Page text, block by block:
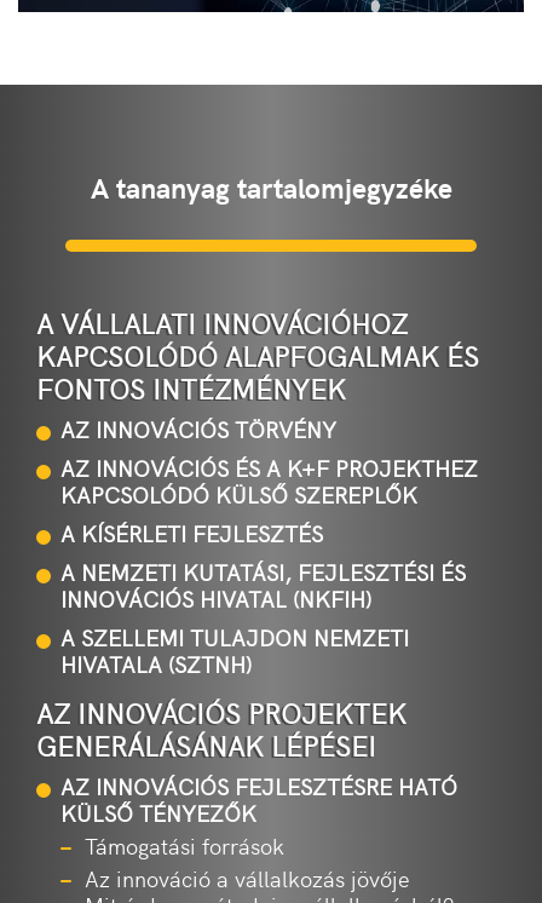
A tananyag tartalomjegyzéke
A VÁLLALATI INNOVÁCIÓHOZ
KAPCSOLÓDÓ ALAPFOGALMAK ÉS
FONTOS INTÉZMÉNYEK
AZ INNOVÁCIÓS TÖRVÉNY
AZ INNOVÁCIÓS ÉS A K+F PROJEKTHEZ
KAPCSOLÓDÓ KÜLSŐ SZEREPLŐK
A KÍSÉRLETI FEJLESZTÉS
A NEMZETI KUTATÁSI, FEJLESZTÉSI ÉS
INNOVÁCIÓS HIVATAL (NKFIH)
A SZELLEMI TULAJDON NEMZETI
HIVATALA (SZTNH)
AZ INNOVÁCIÓS PROJEKTEK
GENERÁLÁSÁNAK LÉPÉSEI
AZ INNOVÁCIÓS FEJLESZTÉSRE HATÓ
KÜLSŐ TÉNYEZŐK
Támogatási források
Az innováció a vállalkozás jövője